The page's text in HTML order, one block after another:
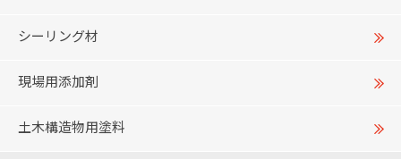
シーリング材
現場用添加剤
土木構造物用塗料